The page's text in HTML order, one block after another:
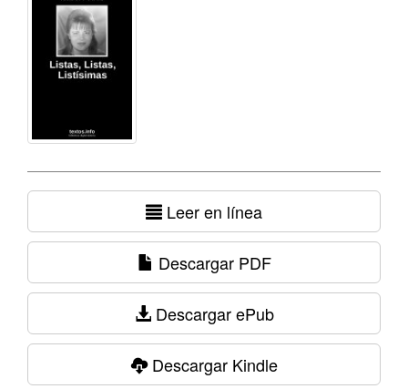
Leer en línea
Descargar PDF
Descargar ePub
Descargar Kindle